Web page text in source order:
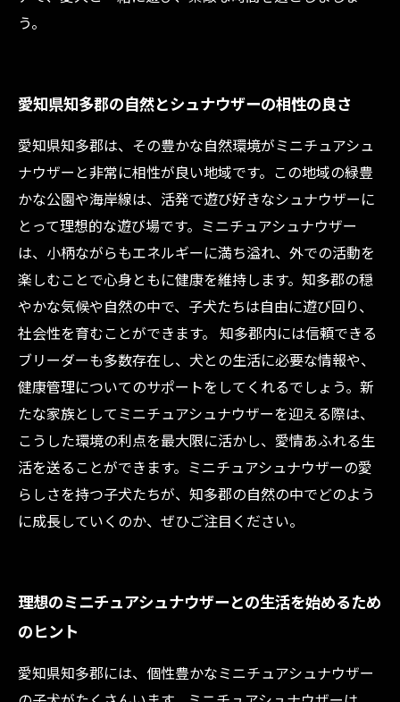
う。
愛知県知多郡の自然とシュナウザーの相性の良さ
愛知県知多郡は、その豊かな自然環境がミニチュアシュ
ナウザーと非常に相性が良い地域です。この地域の緑豊
かな公園や海岸線は、活発で遊び好きなシュナウザーに
とって理想的な遊び場です。ミニチュアシュナウザー
は、小柄ながらもエネルギーに満ち溢れ、外での活動を
楽しむことで心身ともに健康を維持します。知多郡の穏
やかな気候や自然の中で、子犬たちは自由に遊び回り、
社会性を育むことができます。 知多郡内には信頼できる
ブリーダーも多数存在し、犬との生活に必要な情報や、
健康管理についてのサポートをしてくれるでしょう。新
たな家族としてミニチュアシュナウザーを迎える際は、
こうした環境の利点を最大限に活かし、愛情あふれる生
活を送ることができます。ミニチュアシュナウザーの愛
らしさを持つ子犬たちが、知多郡の自然の中でどのよう
に成長していくのか、ぜひご注目ください。
理想のミニチュアシュナウザーとの生活を始めるため
のヒント
愛知県知多郡には、個性豊かなミニチュアシュナウザー